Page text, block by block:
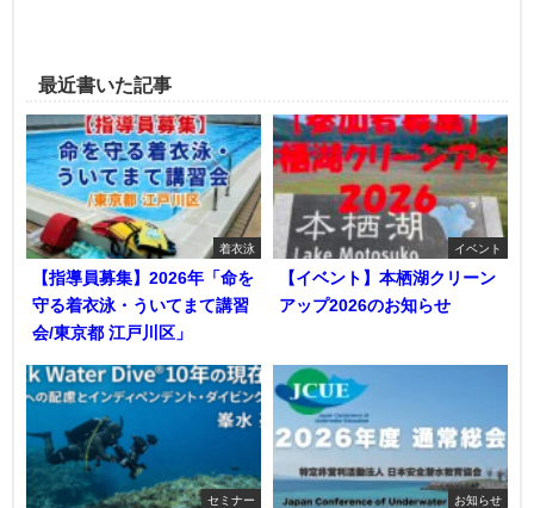
最近書いた記事
着衣泳
【指導員募集】2026年「命を
守る着衣泳・ういてまて講習
会/東京都 江戸川区」
イベント
【イベント】本栖湖クリーン
アップ2026のお知らせ
セミナー お知らせ